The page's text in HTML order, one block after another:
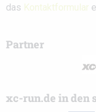
das Kontaktformular
Partner
xc-run.de in den